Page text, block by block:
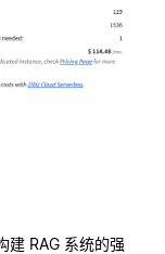
建 RAG 系统的强